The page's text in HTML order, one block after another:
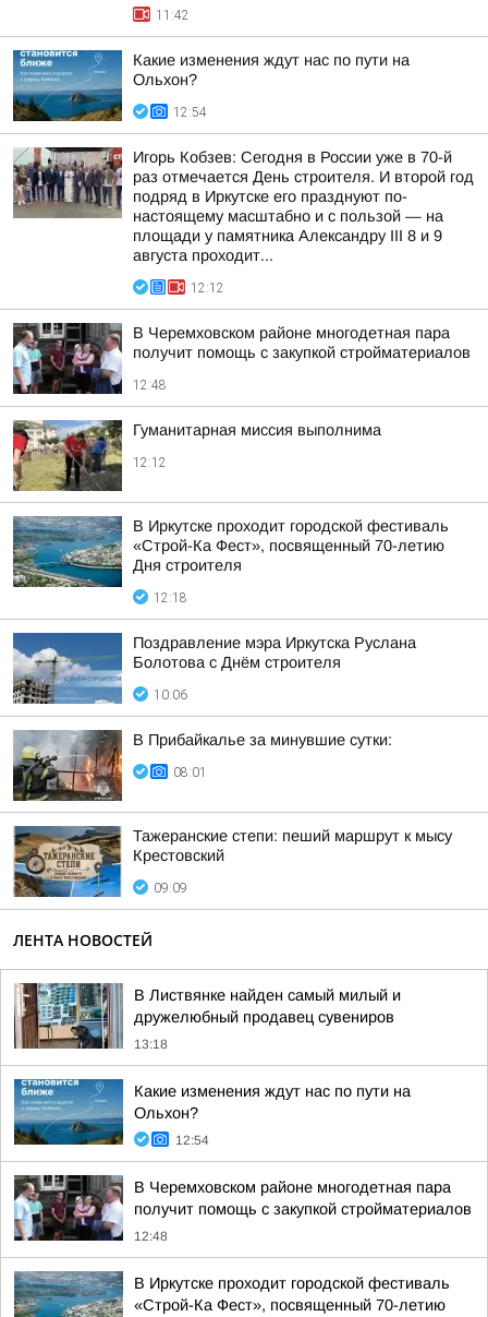
11:42
Какие изменения ждут нас по пути на
Ольхон?
12:54
Игорь Кобзев: Сегодня в России уже в 70-й
раз отмечается День строителя. И второй год
подряд в Иркутске его празднуют по-
настоящему масштабно и с пользой — на
площади у памятника Александру III 8 и 9
августа проходит...
12:12
В Черемховском районе многодетная пара
получит помощь с закупкой стройматериалов
12:48
Гуманитарная миссия выполнима
12:12
В Иркутске проходит городской фестиваль
«Строй-Ка Фест», посвященный 70-летию
Дня строителя
12:18
Поздравление мэра Иркутска Руслана
Болотова с Днём строителя
10:06
В Прибайкалье за минувшие сутки:
08:01
Тажеранские степи: пеший маршрут к мысу
Крестовский
09:09
ЛЕНТА НОВОСТЕЙ
В Листвянке найден самый милый и
дружелюбный продавец сувениров
13:18
Какие изменения ждут нас по пути на
Ольхон?
12:54
В Черемховском районе многодетная пара
получит помощь с закупкой стройматериалов
12:48
В Иркутске проходит городской фестиваль
«Строй-Ка Фест», посвященный 70-летию